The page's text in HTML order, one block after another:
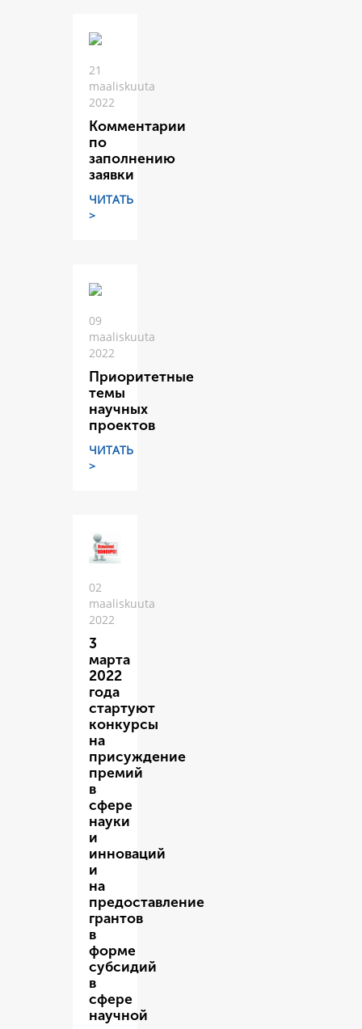
21
maaliskuuta
2022
Комментарии
по
заполнению
заявки
ЧИТАТЬ
>
09
maaliskuuta
2022
Приоритетные
темы
научных
проектов
ЧИТАТЬ
>
02
maaliskuuta
2022
3
марта
2022
года
стартуют
конкурсы
на
присуждение
премий
в
сфере
науки
и
инноваций
и
на
предоставление
грантов
в
форме
субсидий
в
сфере
научной